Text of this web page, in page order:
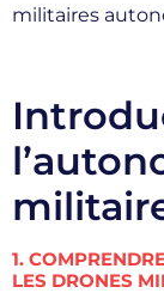
militaires
1.
LES DRONES